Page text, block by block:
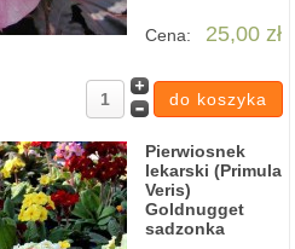
Cena: 25,00 zł
Pierwiosnek
lekarski (Primula
Veris)
Goldnugget
sadzonka